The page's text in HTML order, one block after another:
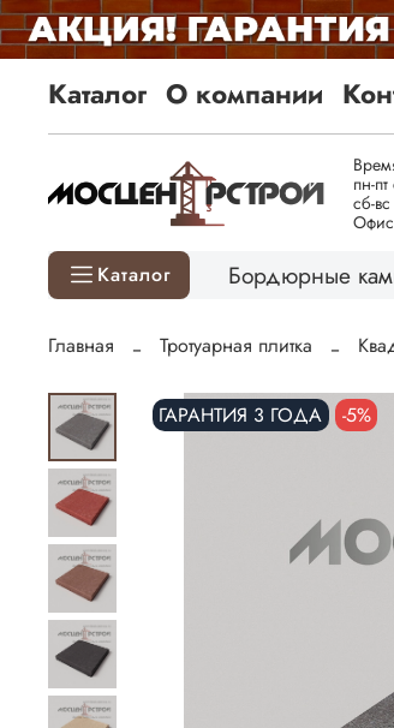
Каталог О компании
пн-
сб-
Каталог Бордюрные
Главная Тротуарная плитка
ГАРАНТИЯ 3 ГОДА -5%